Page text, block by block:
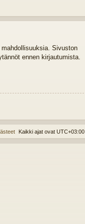
Sivuston
ennen kirjautumista.
Kaikki ajat ovat UTC+03:00